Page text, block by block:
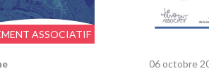
ASSOCIATIF
06 octobre